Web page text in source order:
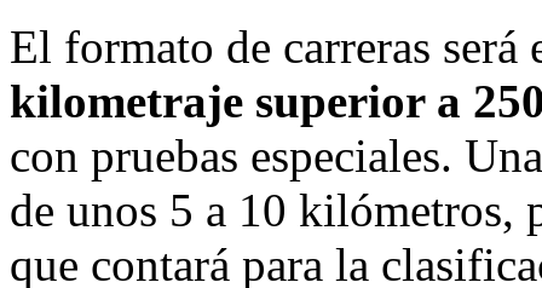
El formato de carreras
kilometraje superior a
con pruebas especiales.
de unos 5 a 10 kilómetros,
que contará para la